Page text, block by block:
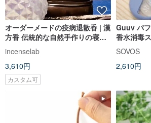
オーダーメードの疫病退散香 | 漢
方香 伝統的な自然手作りの寝香
10g 味パック
incenselab
3,610円
カスタム可
Guuv パ
香水消毒
SOVOS
2,610円